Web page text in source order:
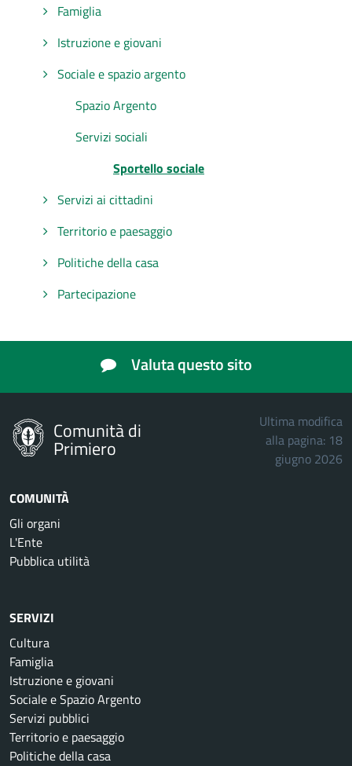
Famiglia
Istruzione e giovani
Sociale e spazio argento
Spazio Argento
Servizi sociali
Sportello sociale
Servizi ai cittadini
Territorio e paesaggio
Politiche della casa
Partecipazione
Valuta questo sito
Comunità di
Primiero
Ultima modifica
alla pagina: 18
giugno 2026
COMUNITÀ
Gli organi
L'Ente
Pubblica utilità
SERVIZI
Cultura
Famiglia
Istruzione e giovani
Sociale e Spazio Argento
Servizi pubblici
Territorio e paesaggio
Politiche della casa